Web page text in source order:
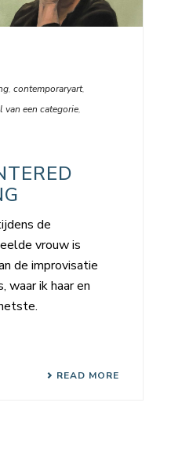
, contemporaryart,
van een categorie,
de
vrouw is
de improvisatie
waar ik haar en
READ MORE